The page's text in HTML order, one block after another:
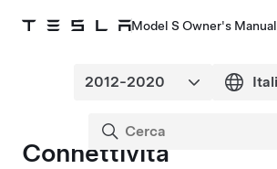
Model S Owner's Manual
Connettività